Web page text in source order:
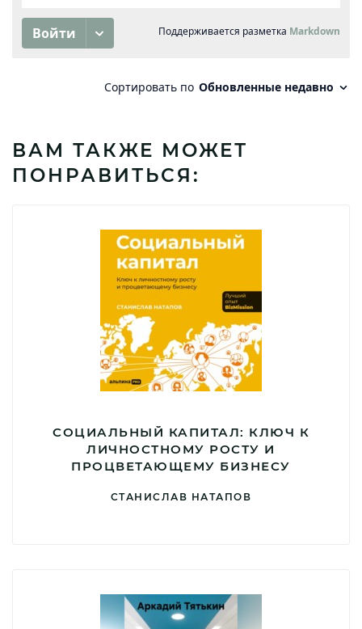
ВАМ ТАКЖЕ МОЖЕТ
ПОНРАВИТЬСЯ:
СОЦИАЛЬНЫЙ КАПИТАЛ: КЛЮЧ К
ЛИЧНОСТНОМУ РОСТУ И
ПРОЦВЕТАЮЩЕМУ БИЗНЕСУ
СТАНИСЛАВ НАТАПОВ